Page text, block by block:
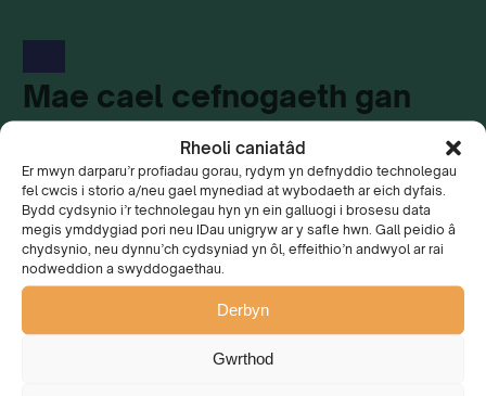
Rheoli caniatâd
Er mwyn darparu’r profiadau gorau, rydym yn defnyddio technolegau
fel cwcis i storio a/neu gael mynediad at wybodaeth ar eich dyfais.
Bydd cydsynio i’r technolegau hyn yn ein galluogi i brosesu data
megis ymddygiad pori neu IDau unigryw ar y safle hwn. Gall peidio â
chydsynio, neu dynnu’ch cydsyniad yn ôl, effeithio’n andwyol ar rai
nodweddion a swyddogaethau.
Derbyn
Gwrthod
Mae cael cefnogaeth gan
gwmni mor uchel ei broffil yn
y sector trafnidiaeth yn
wych a bydd yn ein galluogi i
fynd â’n negeseuon ymgyrch
pwysig ar y ffordd.
Dylai lleihau eich ôl troed